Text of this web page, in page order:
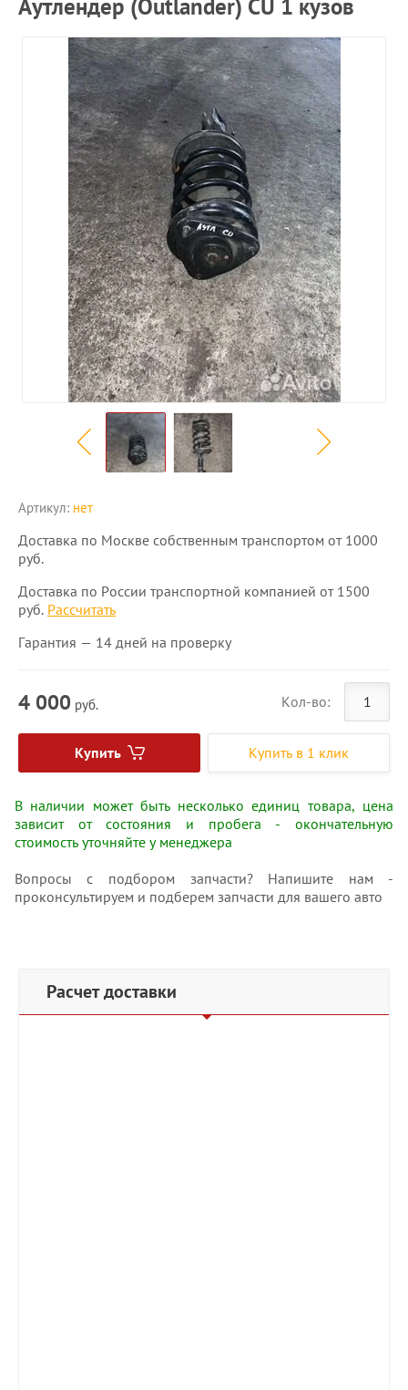
Аутлендер (Outlander) CU 1 кузов
Артикул: нет
Доставка по Москве собственным транспортом от 1000
руб.
Доставка по России транспортной компанией от 1500
руб. Рассчитать
Гарантия — 14 дней на проверку
4 000 руб. Кол-во:
Купить Купить в 1 клик
В наличии может быть несколько единиц товара, цена
зависит от состояния и пробега - окончательную
стоимость уточняйте у менеджера
Вопросы с подбором запчасти? Напишите нам -
проконсультируем и подберем запчасти для вашего авто
Расчет доставки